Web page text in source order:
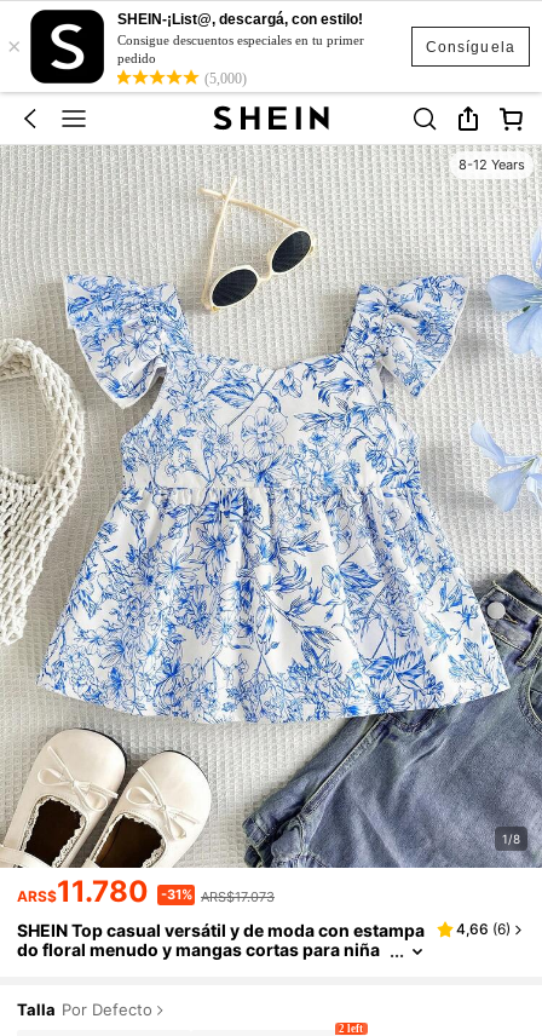
Consíguela
×
SHEIN-¡List@, descargá, con estilo!
Consigue descuentos especiales en tu primer
pedido
(5,000)
8-12 Years
1/8
ARS$11.780 -31% ARS$17.073
SHEIN Top casual versátil y de moda con estampa
do floral menudo y mangas cortas para niña
4,66 (6)
Talla Por Defecto
2 left